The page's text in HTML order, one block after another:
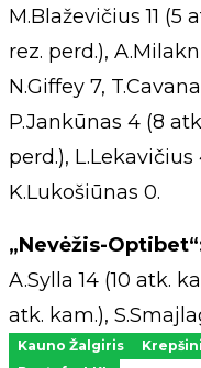
M.Blaževičius 11 (5
rez. perd.),
N.Giffey 7,
P.Jankūnas 4 (8
perd.),
K.Lukošiūnas 0.
„Nevėžis-
A.Sylla 14 (10 atk.
atk. kam.),
Kauno Žalgiris